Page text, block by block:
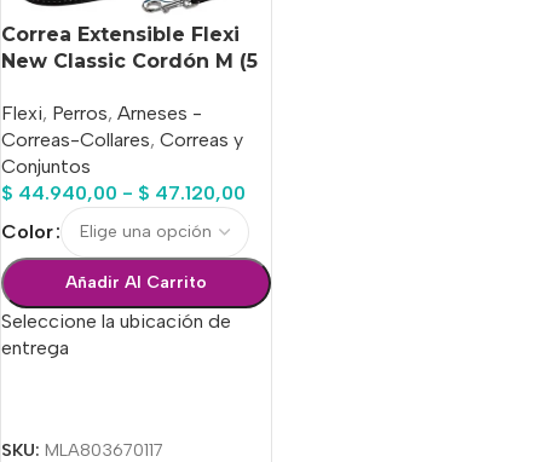
Correa Extensible Flexi
New Classic Cordón M (5
Flexi, Perros, Arneses -
Correas-Collares, Correas y
Conjuntos
$ 44.940,00 - $ 47.120,00
Color
Añadir Al Carrito
Seleccione la ubicación de
entrega
SKU: MLA803670117